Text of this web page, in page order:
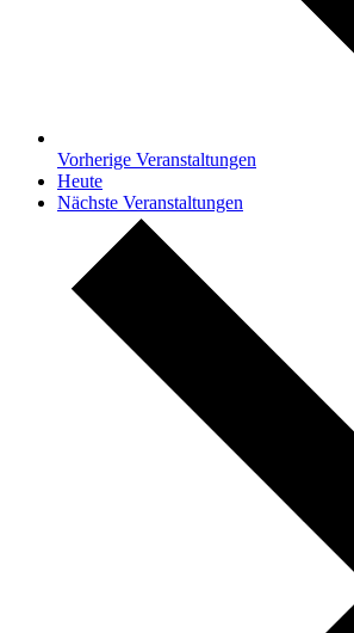
Vorherige Veranstaltungen
Heute
Nächste Veranstaltungen